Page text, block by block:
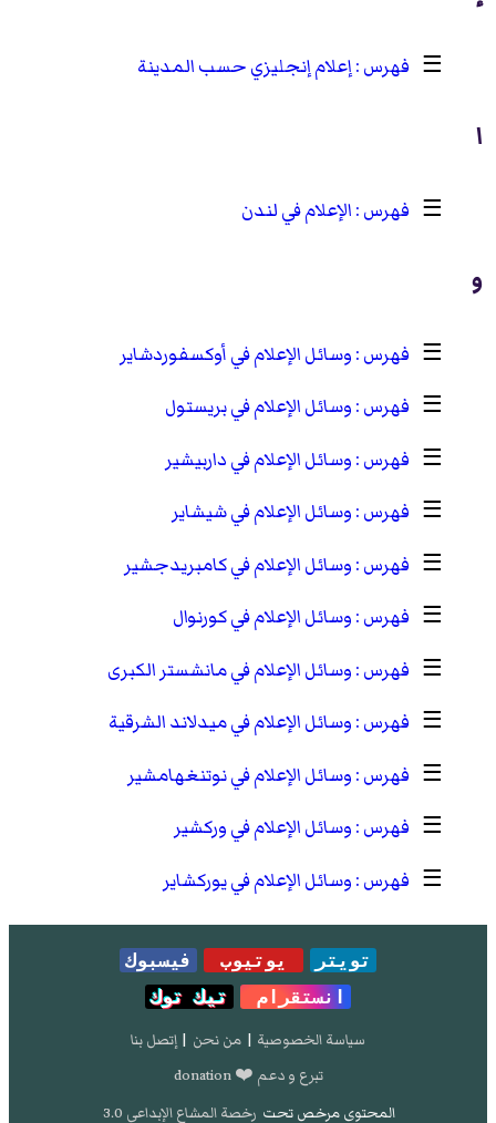
☰ إعلام إنجليزي حسب المدينة
ا
☰ الإعلام في لندن
و
☰
وسائل الإعلام في أوكسفوردشاير
☰
وسائل الإعلام في بريستول
☰
وسائل الإعلام في داربيشير
☰
وسائل الإعلام في شيشاير
☰
وسائل الإعلام في كامبريدجشير
☰
وسائل الإعلام في كورنوال
☰
وسائل الإعلام في مانشستر الكبرى
☰
وسائل الإعلام في ميدلاند الشرقية
☰
وسائل الإعلام في نوتنغهامشير
☰
وسائل الإعلام في وركشير
☰
وسائل الإعلام في يوركشاير
تويتر يوتيوب
فيسبوك
انستقرام
تيك توك
سياسة الخصوصية | من نحن | إتصل بنا
تبرع و دعم ❤️ donation
المحتوى مرخص تحت رخصة المشاع الإبداعي 3.0